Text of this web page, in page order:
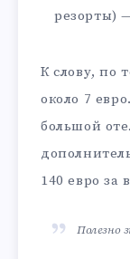
резорты)
К слову, по
около 7
большой
140 евро за
Полезно